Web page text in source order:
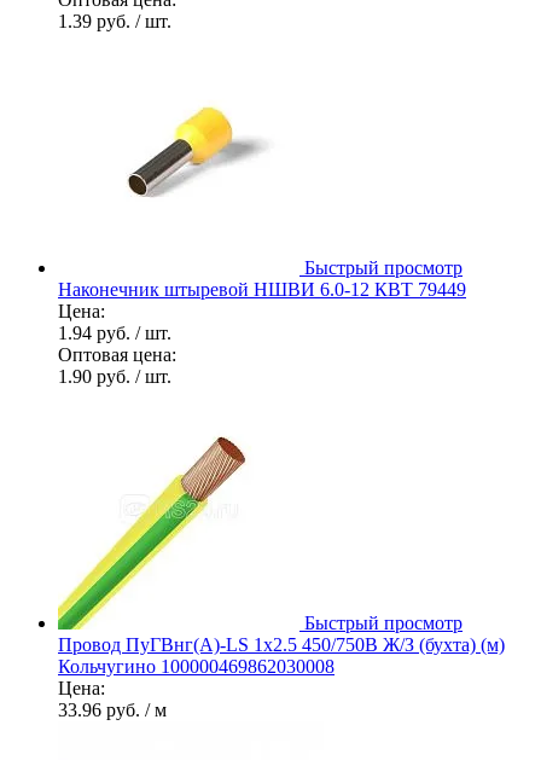
1.39 руб. / шт.
Быстрый просмотр
Наконечник штыревой НШВИ 6.0-12 КВТ 79449
Цена:
1.94 руб. / шт.
Оптовая цена:
1.90 руб. / шт.
Быстрый просмотр
Провод ПуГВнг(А)-LS 1х2.5 450/750В Ж/З (бухта) (м)
Кольчугино 100000469862030008
Цена:
33.96 руб. / м